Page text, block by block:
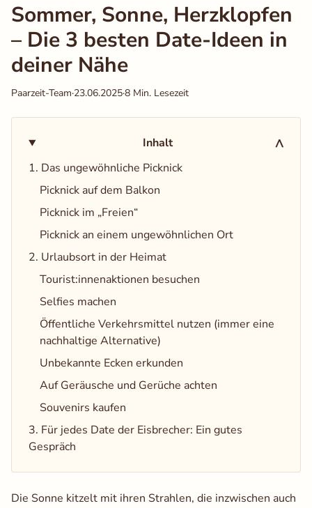
Sommer, Sonne, Herzklopfen
– Die 3 besten Date-Ideen in
deiner Nähe
Paarzeit-Team·23.06.2025·8 Min. Lesezeit
Inhalt
V
1. Das ungewöhnliche Picknick
Picknick auf dem Balkon
Picknick im „Freien“
Picknick an einem ungewöhnlichen Ort
2. Urlaubsort in der Heimat
Tourist:innenaktionen besuchen
Selfies machen
Öffentliche Verkehrsmittel nutzen (immer eine
nachhaltige Alternative)
Unbekannte Ecken erkunden
Auf Geräusche und Gerüche achten
Souvenirs kaufen
3. Für jedes Date der Eisbrecher: Ein gutes
Gespräch
Die Sonne kitzelt mit ihren Strahlen, die inzwischen auch
Auswahl speichern Alle akzeptieren